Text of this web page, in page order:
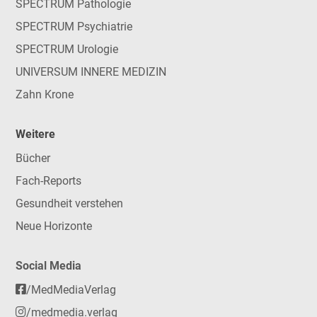
SPECTRUM Pathologie
SPECTRUM Psychiatrie
SPECTRUM Urologie
UNIVERSUM INNERE MEDIZIN
Zahn Krone
Weitere
Bücher
Fach-Reports
Gesundheit verstehen
Neue Horizonte
Social Media
/MedMediaVerlag
/medmedia.verlag